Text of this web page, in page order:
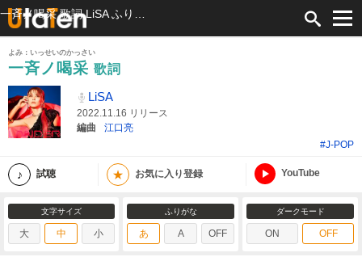
よみ：いっせいのかっさい
一斉ノ喝采 歌詞
LiSA
2022.11.16 リリース
編曲
江口亮
#J-POP
試聴 ★ お気に入り登録 YouTube
文字サイズ
大 中 小
ふりがな
あ A OFF
ダークモード
ON OFF